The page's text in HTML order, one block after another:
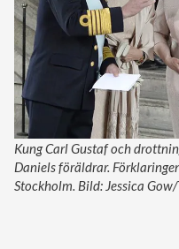
Kung Carl Gustaf och
Daniels föräldrar.
Stockholm. Bild: Jessica